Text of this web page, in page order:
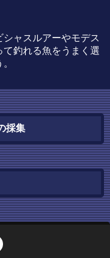
ャスルアーやモデス
て釣れる魚をうまく選
採集